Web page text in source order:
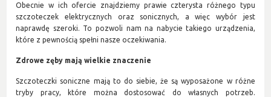
Obecnie w ich ofercie znajdziemy prawie czterysta różnego typu
szczoteczek elektrycznych oraz sonicznych, a więc wybór jest
naprawdę szeroki. To pozwoli nam na nabycie takiego urządzenia,
które z pewnością spełni nasze oczekiwania.
Zdrowe zęby mają wielkie znaczenie
Szczoteczki soniczne mają to do siebie, że są wyposażone w różne
tryby pracy, które można dostosować do własnych potrzeb.